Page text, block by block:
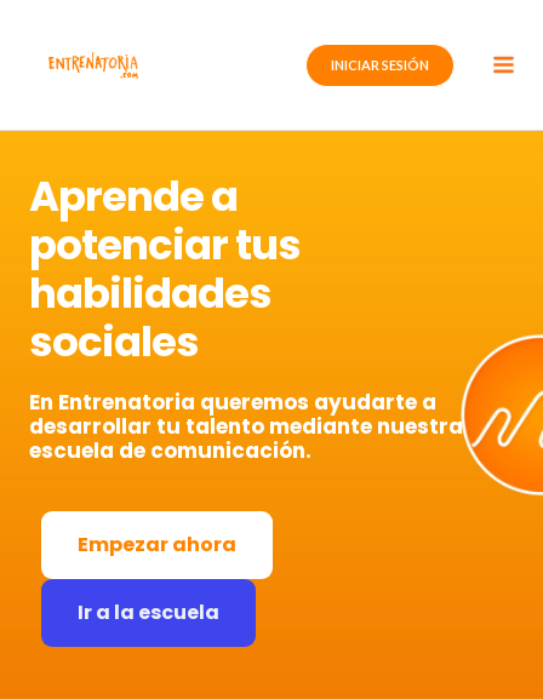
contenido
INICIAR SESIÓN
Aprende a
potenciar tus
habilidades
sociales
En Entrenatoria queremos ayudarte a
desarrollar tu talento mediante nuestra
escuela de comunicación.
Empezar ahora
Ir a la escuela